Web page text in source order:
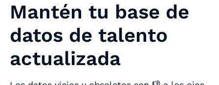
Mantén tu base de
datos de talento
actualizada